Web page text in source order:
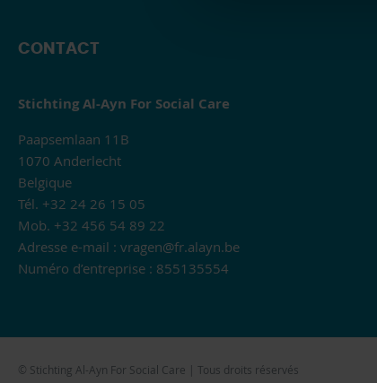
CONTACT
Stichting Al-Ayn For Social Care
Paapsemlaan 11B
1070 Anderlecht
Belgique
Tél. +32 24 26 15 05
Mob. +32 456 54 89 22
Adresse e-mail : vragen@fr.alayn.be
Numéro d’entreprise : 855135554
© Stichting Al-Ayn For Social Care | Tous droits réservés